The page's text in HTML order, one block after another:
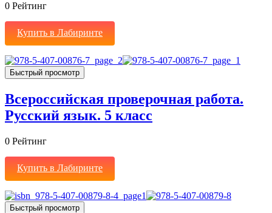
0 Рейтинг
Купить в Лабиринте
Быстрый просмотр
Всероссийская проверочная работа.
Русский язык. 5 класс
0 Рейтинг
Купить в Лабиринте
Быстрый просмотр